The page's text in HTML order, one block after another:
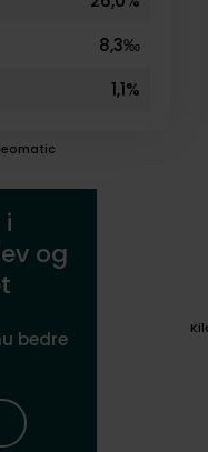
8,3‰
1,1%
i
og
bedre